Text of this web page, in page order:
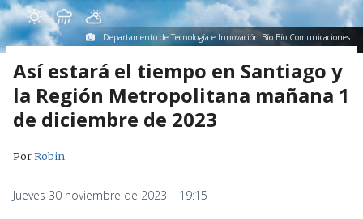
Departamento de Tecnología e Innovación Bío Bío Comunicaciones
Así estará el tiempo en Santiago y
la Región Metropolitana mañana 1
de diciembre de 2023
PorRobin
Jueves 30 noviembre de 2023 | 19:15